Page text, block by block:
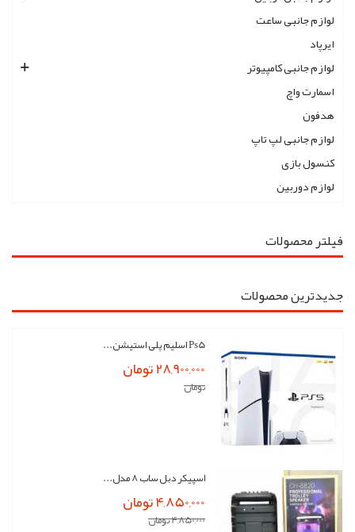
لوازم جانبی ساعت
ایرپاد
لوازم جانبی کامپیوتر
اسمارت واچ
هدفون
لوازم جانبی لپ تاپ
کنسول بازی
لوازم دوربین
فیلتر محصولات
جدیدترین محصولات
Ps5 اسلیم پلی استیشن...
28,900,000 تومان
تومان
اسپیکر دبل ساب 8 مدل...
4,850,000 تومان
4,850,000 تومان